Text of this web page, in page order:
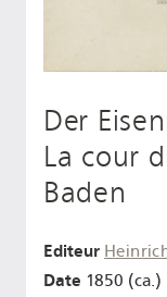
Der
La cour
Baden
Editeur
Date 1850 (ca.)